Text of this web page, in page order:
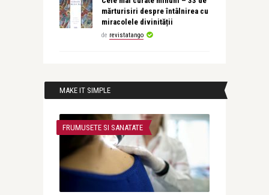
mărturisiri despre întâlnirea cu
miracolele divinității
de revistatango
MAKE IT SIMPLE
FRUMUSETE SI SANATATE